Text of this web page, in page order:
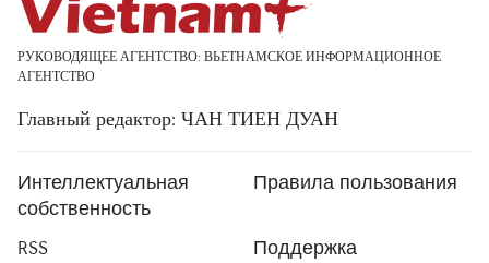
РУКОВОДЯЩЕЕ АГЕНТСТВО: ВЬЕТНАМСКОЕ ИНФОРМАЦИОННОЕ
АГЕНТСТВО
Главный редактор: ЧАН ТИЕН ДУАН
Интеллектуальная
собственность
Правила пользования
RSS Поддержка